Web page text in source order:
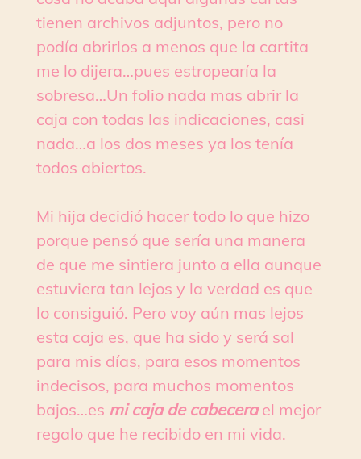
tienen archivos adjuntos, pero no
podía abrirlos a menos que la cartita
me lo dijera…pues estropearía la
sobresa…Un folio nada mas abrir la
caja con todas las indicaciones, casi
nada…a los dos meses ya los tenía
todos abiertos.
Mi hija decidió hacer todo lo que hizo
porque pensó que sería una manera
de que me sintiera junto a ella aunque
estuviera tan lejos y la verdad es que
lo consiguió. Pero voy aún mas lejos
esta caja es, que ha sido y será sal
para mis días, para esos momentos
indecisos, para muchos momentos
bajos…es mi caja de cabecerael mejor
regalo que he recibido en mi vida.